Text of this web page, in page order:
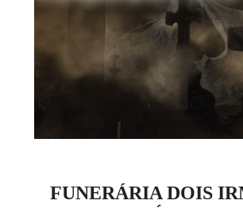
FUNERÁRIA DOIS